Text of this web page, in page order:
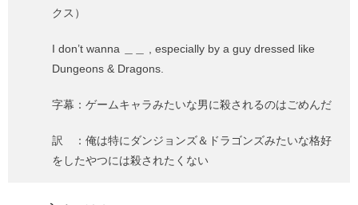
クス）
I don’t wanna ＿＿ , especially by a guy dressed like
Dungeons & Dragons.
字幕：ゲームキャラみたいな男に殺されるのはごめんだ
訳 ：俺は特にダンジョンズ＆ドラゴンズみたいな格好
をしたやつには殺されたくない